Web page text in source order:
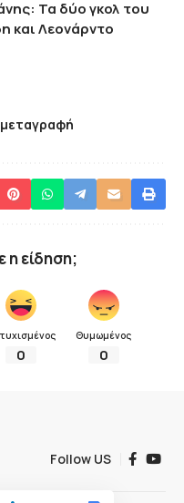
Τα δύο γκολ του
και Λεονάρντο
μεταγραφή
είδηση;
0
Θυμωμένος
0
Follow US